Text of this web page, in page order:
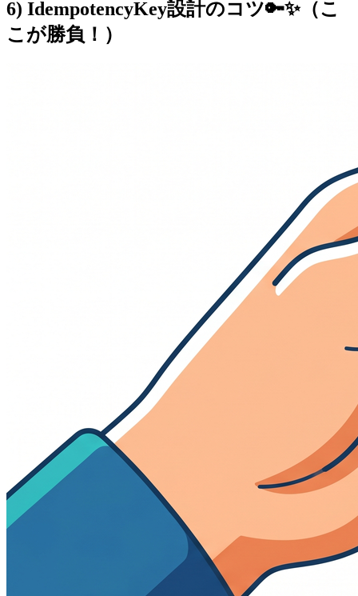
6) IdempotencyKey設計のコツ🔑✨（こ
こが勝負！）